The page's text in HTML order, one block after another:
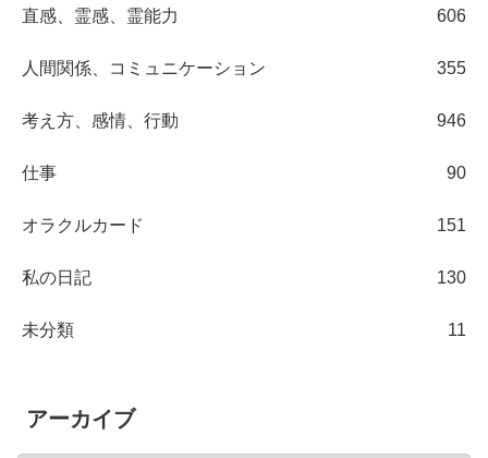
直感、霊感、霊能力 606
人間関係、コミュニケーション 355
考え方、感情、行動 946
仕事 90
オラクルカード 151
私の日記 130
未分類 11
アーカイブ